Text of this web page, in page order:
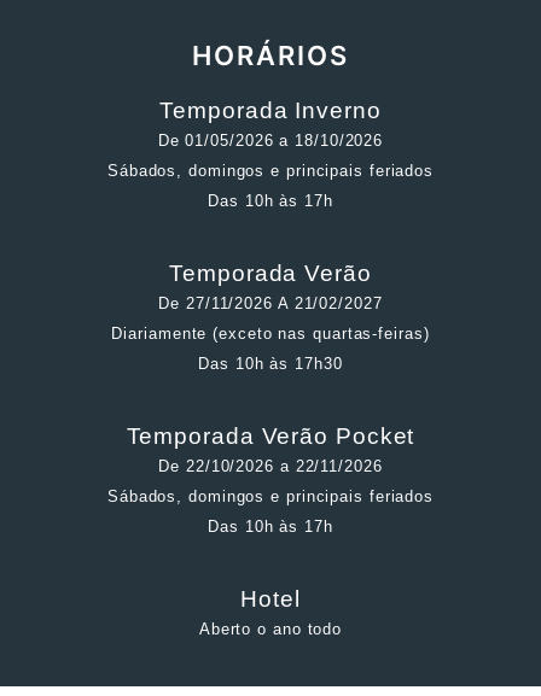
HORÁRIOS
Temporada Inverno
De 01/05/2026 a 18/10/2026
Sábados, domingos e principais feriados
Das 10h às 17h
Temporada Verão
De 27/11/2026 A 21/02/2027
Diariamente (exceto nas quartas-feiras)
Das 10h às 17h30
Temporada Verão Pocket
De 22/10/2026 a 22/11/2026
Sábados, domingos e principais feriados
Das 10h às 17h
Hotel
Aberto o ano todo